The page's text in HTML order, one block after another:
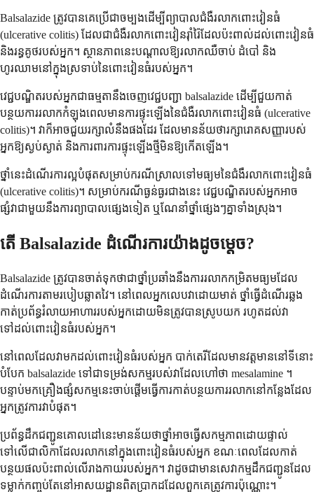
Balsalazide ត្រូវបានគេប្រើជាចម្បងដើម្បីព្យាបាលជំងឺរលាកពោះវៀនធំ
(ulcerative colitis) ដែលជាជំងឺរលាកពោះវៀនរ៉ាំរ៉ៃដែលប៉ះពាល់ដល់ពោះវៀនធំ
និងរន្ធគូថរបស់អ្នក។ ស្ថានភាពនេះបណ្តាលឱ្យរលាកឈឺចាប់ ដំបៅ និង
ហូរឈាមនៅក្នុងស្រទាប់នៃពោះវៀនធំរបស់អ្នក។
វេជ្ជបណ្ឌិតរបស់អ្នកជាធម្មតានឹងចេញវេជ្ជបញ្ជា balsalazide ដើម្បីជួយកាត់
បន្ថយការរលាកកំឡុងពេលមានការផ្ទុះឡើងនៃជំងឺរលាកពោះវៀនធំ (ulcerative
colitis)។ វាក៏អាចជួយរក្សាលំនឹងផងដែរ ដែលមានន័យថារក្សារោគសញ្ញារបស់
អ្នកឱ្យស្ងប់ស្ងាត់ និងការពារការផ្ទុះឡើងថ្មីមិនឱ្យកើតឡើង។
ថ្នាំនេះដំណើរការល្អបំផុតសម្រាប់ករណីស្រាលទៅមធ្យមនៃជំងឺរលាកពោះវៀនធំ
(ulcerative colitis)។ សម្រាប់ករណីធ្ងន់ធ្ងរជាងនេះ វេជ្ជបណ្ឌិតរបស់អ្នកអាច
ផ្សំវាជាមួយនឹងការព្យាបាលផ្សេងទៀត ឬណែនាំថ្នាំផ្សេងៗគ្នាទាំងស្រុង។
តើ Balsalazide ដំណើរការយ៉ាងដូចម្តេច?
Balsalazide ត្រូវបានចាត់ទុកថាជាថ្នាំប្រឆាំងនឹងការរលាកកម្រិតមធ្យមដែល
ដំណើរការតាមរបៀបឆ្លាតវៃ។ នៅពេលអ្នកលេបវាដោយមាត់ ថ្នាំធ្វើដំណើរឆ្លង
កាត់ប្រព័ន្ធរំលាយអាហាររបស់អ្នកដោយមិនត្រូវបានស្រូបយក រហូតដល់វា
ទៅដល់ពោះវៀនធំរបស់អ្នក។
នៅពេលដែលវាមកដល់ពោះវៀនធំរបស់អ្នក បាក់តេរីដែលមានវត្តមាននៅទីនោះ
បំបែក balsalazide ទៅជាទម្រង់សកម្មរបស់វាដែលហៅថា mesalamine ។
បន្ទាប់មកគ្រឿងផ្សំសកម្មនេះចាប់ផ្តើមធ្វើការកាត់បន្ថយការរលាកនៅកន្លែងដែល
អ្នកត្រូវការវាបំផុត។
ប្រព័ន្ធដឹកជញ្ជូនគោលដៅនេះមានន័យថាថ្នាំអាចធ្វើសកម្មភាពដោយផ្ទាល់
ទៅលើជាលិកាដែលរលាកនៅក្នុងពោះវៀនធំរបស់អ្នក ខណៈពេលដែលកាត់
បន្ថយផលប៉ះពាល់លើរាងកាយរបស់អ្នក។ វាដូចជាមានសេវាកម្មដឹកជញ្ជូនដែល
ទម្លាក់កញ្ចប់តែនៅអាសយដ្ឋានពិតប្រាកដដែលពួកគេត្រូវការប៉ុណ្ណោះ។